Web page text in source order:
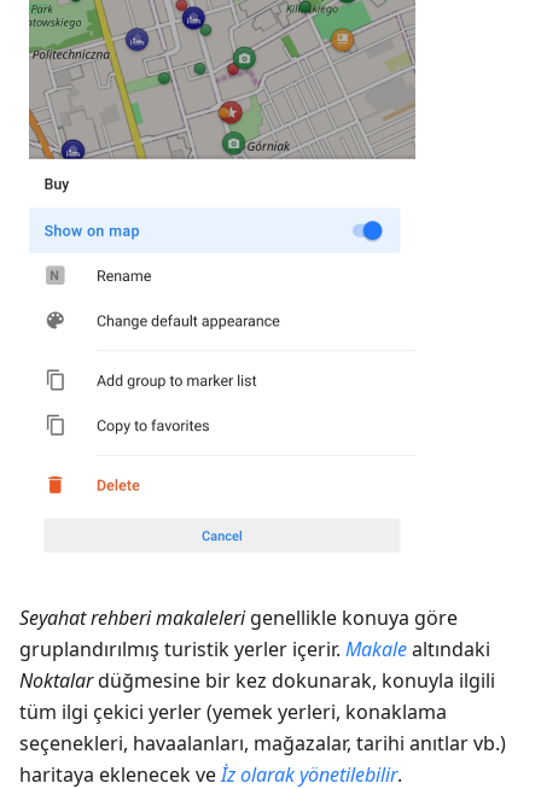
Seyahat rehberi makalelerigenellikle konuya göre
gruplandırılmış turistik yerler içerir. Makalealtındaki
Noktalardüğmesine bir kez dokunarak, konuyla ilgili
tüm ilgi çekici yerler (yemek yerleri, konaklama
seçenekleri, havaalanları, mağazalar, tarihi anıtlar vb.)
haritaya eklenecek veİz olarak yönetilebilir.